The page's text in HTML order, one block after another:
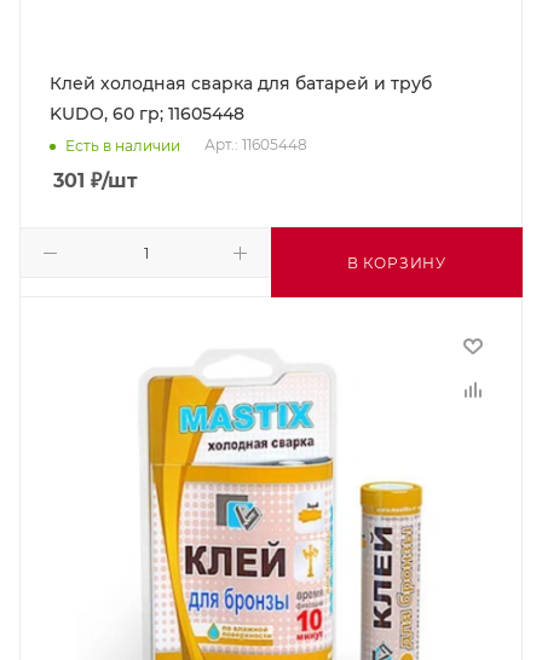
Клей холодная сварка для батарей и труб
KUDO, 60 гр; 11605448
Есть в наличии Арт.: 11605448
301 ₽/шт
В КОРЗИНУ